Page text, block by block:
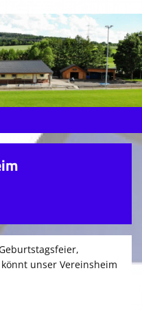
unser Vereinsheim